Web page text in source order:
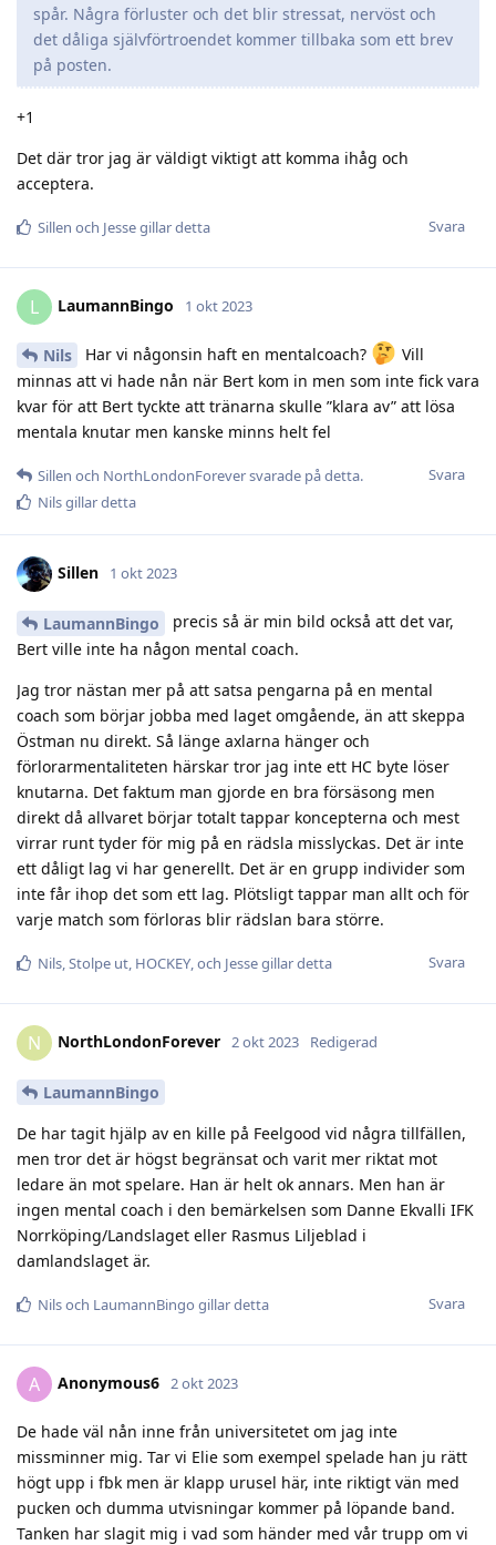
spår. Några förluster och det blir stressat, nervöst och
det dåliga självförtroendet kommer tillbaka som ett brev
på posten.
+1
Det där tror jag är väldigt viktigt att komma ihåg och
acceptera.
Svara
Sillen och Jessegillar detta
L LaumannBingo 1 okt 2023
Nils Har vi någonsin haft en mentalcoach?
Vill
minnas att vi hade nån när Bert kom in men som inte fick vara
kvar för att Bert tyckte att tränarna skulle ”klara av” att lösa
mentala knutar men kanske minns helt fel
Svara
Sillen och NorthLondonForeversvarade på detta.
Nilsgillar detta
Sillen 1 okt 2023
LaumannBingo
precis så är min bild också att det var,
Bert ville inte ha någon mental coach.
Jag tror nästan mer på att satsa pengarna på en mental
coach som börjar jobba med laget omgående, än att skeppa
Östman nu direkt. Så länge axlarna hänger och
förlorarmentaliteten härskar tror jag inte ett HC byte löser
knutarna. Det faktum man gjorde en bra försäsong men
direkt då allvaret börjar totalt tappar koncepterna och mest
virrar runt tyder för mig på en rädsla misslyckas. Det är inte
ett dåligt lag vi har generellt. Det är en grupp individer som
inte får ihop det som ett lag. Plötsligt tappar man allt och för
varje match som förloras blir rädslan bara större.
Svara
Nils,Stolpe ut, HOCKEY, och Jessegillar detta
N NorthLondonForever 2 okt 2023 Redigerad
LaumannBingo
De har tagit hjälp av en kille på Feelgood vid några tillfällen,
men tror det är högst begränsat och varit mer riktat mot
ledare än mot spelare. Han är helt ok annars. Men han är
ingen mental coach i den bemärkelsen som Danne Ekvalli IFK
Norrköping/Landslaget eller Rasmus Liljeblad i
damlandslaget är.
Svara
Nilsoch LaumannBingo gillar detta
A Anonymous6 2 okt 2023
De hade väl nån inne från universitetet om jag inte
missminner mig. Tar vi Elie som exempel spelade han ju rätt
högt upp i fbk men är klapp urusel här, inte riktigt vän med
pucken och dumma utvisningar kommer på löpande band.
Tanken har slagit mig i vad som händer med vår trupp om vi